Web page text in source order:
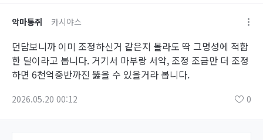
악마통쥐 카시야스
던담보니까 이미 조정하신거 같은지 몰라도 딱 그명성에 적합
한 딜이라고 봅니다. 거기서 마부랑 서약, 조정 조금만 더 조정
하면 6천억중반까진 뚫을 수 있을거라 봅니다.
2026.05.20 00:12 0